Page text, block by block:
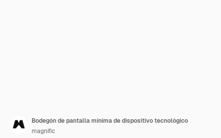
Bodegón de pantalla mínima de dispositivo tecnológico
magnific